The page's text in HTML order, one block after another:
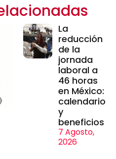
La
reducción
de la
jornada
laboral a
46 horas
en México:
calendario
y
beneficios
7 Agosto,
2026